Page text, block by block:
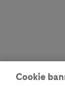
Cookie